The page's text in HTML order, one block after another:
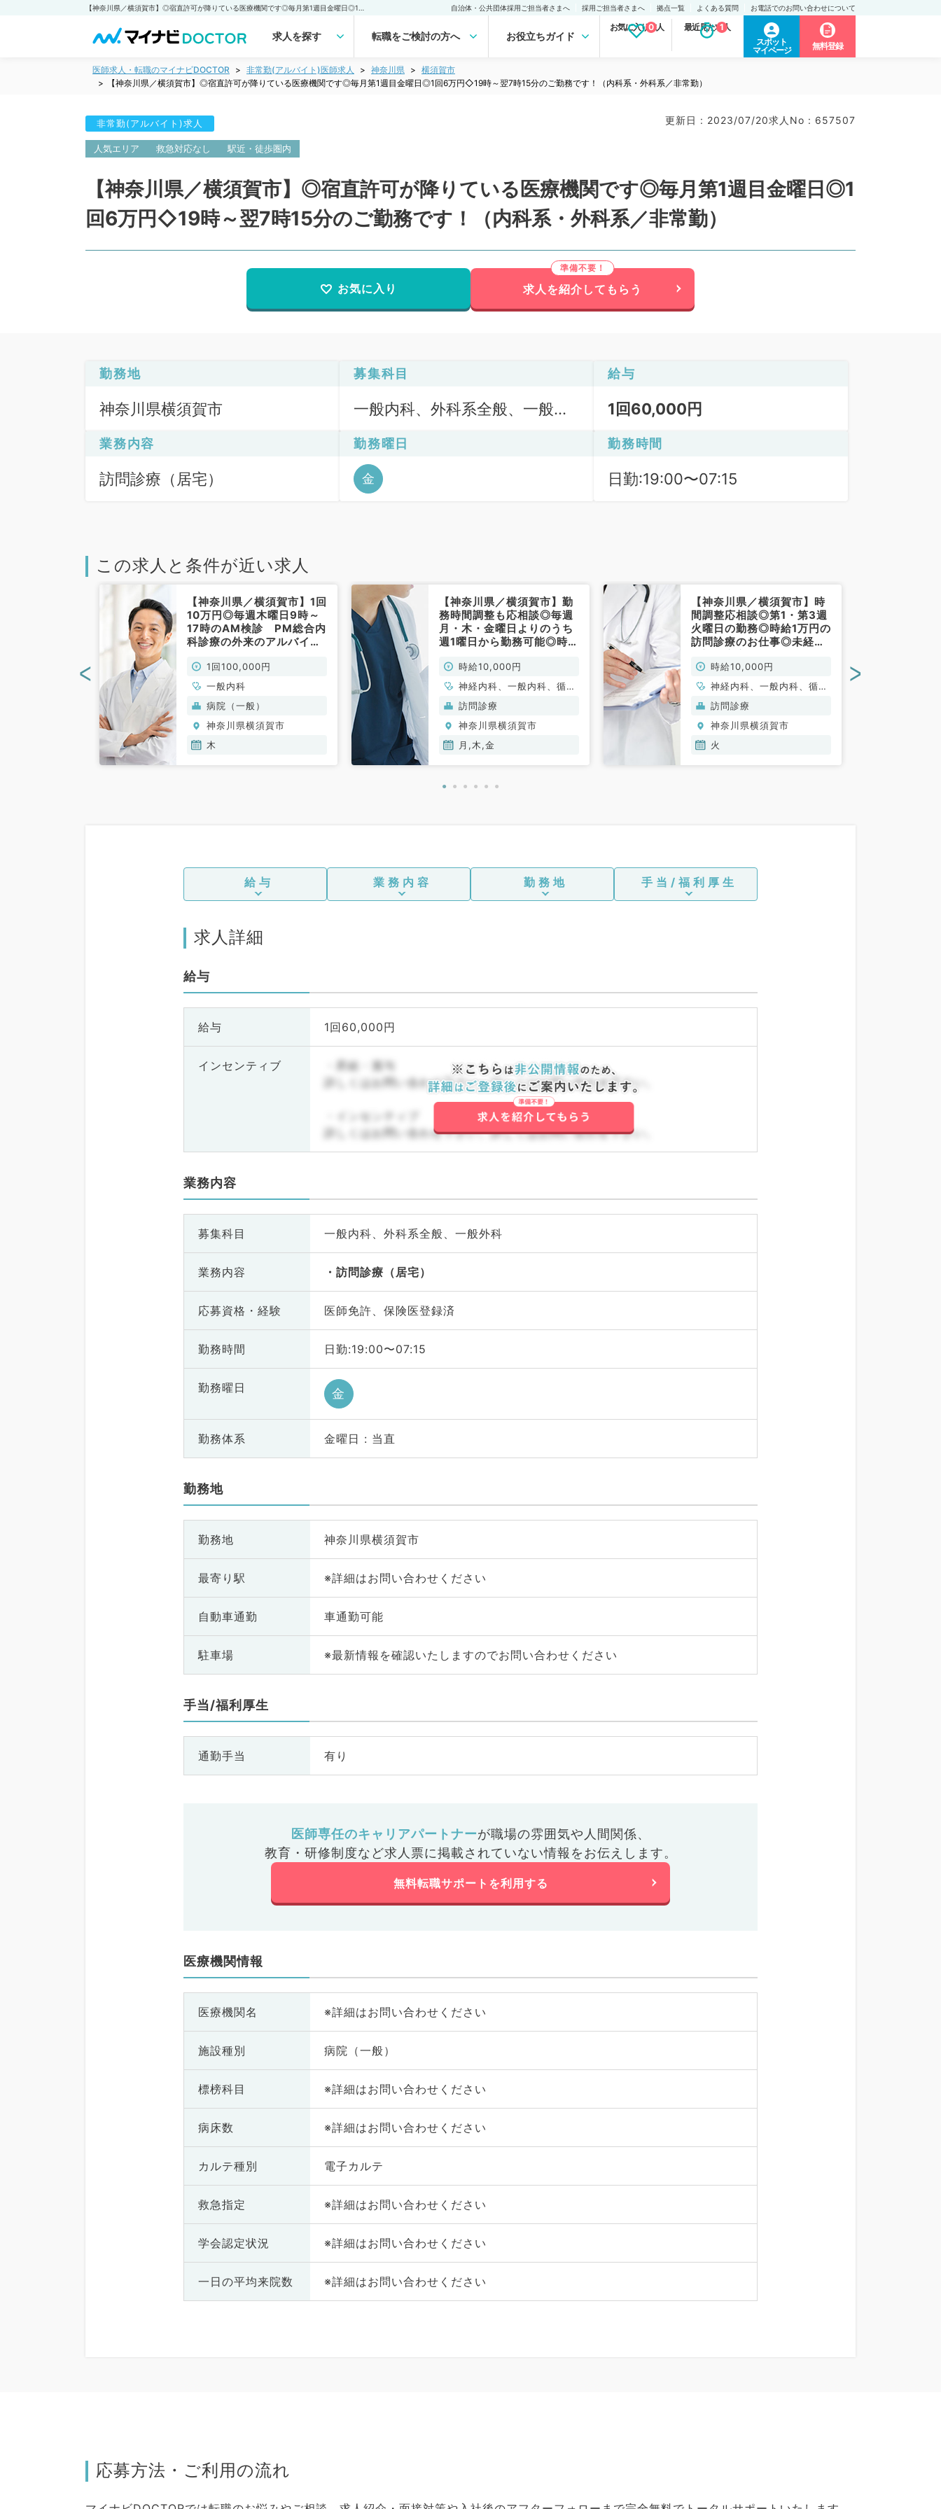
自治体・公共団体採用ご担当者さまへ 採用ご担当者さまへ 拠点一覧 よくある質問 お電話でのお問い合わせについて
求人を探す 転職をご検討の方へ お役立ちガイド
お気に入り求人
0 最近見た求人
1
スポット
マイページ
無料登録
医師求人・転職のマイナビDOCTOR 非常勤(アルバイト)医師求人 神奈川県
横須賀市
【神奈川県／横須賀市】◎宿直許可が降りている医療機関です◎毎月第1週目金曜日◎1回6万円◇19時～翌7時15分のご勤務です！（内科系・外科系／非常勤）
非常勤(アルバイト)求人 更新日 : 2023/07/20求人No : 657507
人気エリア 救急対応なし 駅近・徒歩圏内
【神奈川県／横須賀市】◎宿直許可が降りている医療機関です◎毎月第1週目金曜日◎1
回6万円◇19時～翌7時15分のご勤務です！（内科系・外科系／非常勤）
お気に入り 求人を紹介してもらう
勤務地
神奈川県横須賀市
募集科目
一般内科、外科系全般、一般外
給与
1回60,000円
業務内容
訪問診療（居宅）
勤務曜日
金
勤務時間
日勤:19:00〜07:15
この求人と条件が近い求人
【神奈川県／横須賀市】1回
10万円◎毎週木曜日9時～
17時のAM検診 PM総合内
科診療の外来のアルバイ
です（一般内科／非常勤)
1回100,000円
一般内科
病院（一般）
神奈川県横須賀市
木
【神奈川県／横須賀市】勤
務時間調整も応相談◎毎週
月・木・金曜日よりのうち
週1曜日から勤務可能◎時給
未経験歓迎～安心のサポー
ト体制です～（内科系／非
常勤）
時給10,000円
神経内科、一般内科、循環
器内科、呼吸器内科、消化
器内科、腎臓内科、科目不
問
訪問診療
神奈川県横須賀市
月,木,金
【神奈川県／横須賀市】時
間調整応相談◎第1・第3週
火曜日の勤務◎時給1万円の
訪問診療のお仕事◎未経験
です～（内科系／非常勤）
時給10,000円
神経内科、一般内科、循環
器内科、呼吸器内科、消化
器内科、腎臓内科
訪問診療
神奈川県横須賀市
火
< >
給与 業務内容 勤務地 手当/福利厚生
求人詳細
給与
給与 1回60,000円
インセンティブ
・昇給・賞与
詳しくはお問い合わせ下さい。詳しくはお問い合わせ下さい。
・インセンティブ
詳しくはお問い合わせ下さい。詳しくはお問い合わせ下さい。
業務内容
募集科目 一般内科、外科系全般、一般外科
業務内容 訪問診療（居宅）
応募資格・ 経験 医師免許、保険医登録済
勤務時間 日勤:19:00〜07:15
勤務曜日 金
勤務体系 金曜日 : 当直
勤務地
勤務地 神奈川県横須賀市
最寄り駅 ※詳細はお問い合わせください
自動車通勤 車通勤可能
駐車場 ※最新情報を確認いたしますのでお問い合わせください
手当/福利厚生
通勤手当 有り
医師専任のキャリアパートナーが職場の雰囲気や人間関係、
教育・研修制度など求人票に掲載されていない情報をお伝えします。
無料転職サポートを利用する
医療機関情報
医療機関名 ※詳細はお問い合わせください
施設種別 病院（一般）
標榜科目 ※詳細はお問い合わせください
病床数 ※詳細はお問い合わせください
カルテ種別 電子カルテ
救急指定 ※詳細はお問い合わせください
学会認定状況 ※詳細はお問い合わせください
一日の平均来院数 ※詳細はお問い合わせください
応募方法・ご利用の流れ